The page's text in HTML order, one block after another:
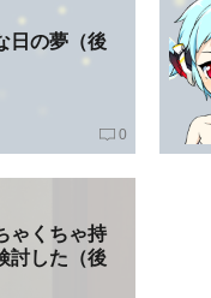
日の夢（後
0
ゃくちゃ持
討した（後